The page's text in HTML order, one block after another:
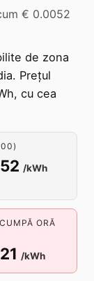
€ 0.0052
de zona
Prețul
cu cea
/kWh
ORĂ
/kWh